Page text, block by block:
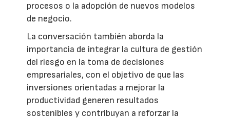
procesos o la adopción de nuevos modelos
de negocio.
La conversación también aborda la
importancia de integrar la cultura de gestión
del riesgo en la toma de decisiones
empresariales, con el objetivo de que las
inversiones orientadas a mejorar la
productividad generen resultados
sostenibles y contribuyan a reforzar la